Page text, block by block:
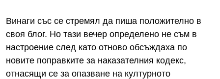
Винаги със се стремял да пиша положително в
своя блог. Но тази вечер определено не съм в
настроение след като отново обсъждаха по
новите поправките за наказателния кодекс,
отнасящи се за опазване на културното